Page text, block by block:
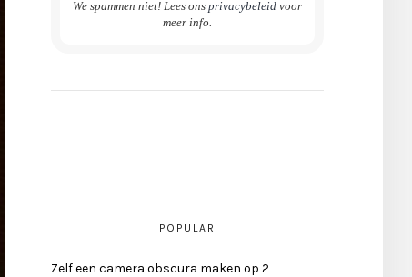
We spammen niet! Lees ons privacybeleid voor
meer info.
POPULAR
Zelf een camera obscura maken op 2